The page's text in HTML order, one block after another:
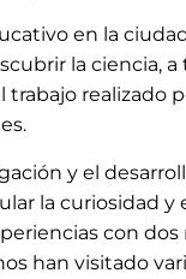
en la
la ciencia,
realizado
y el
la curiosidad
con
han visitado